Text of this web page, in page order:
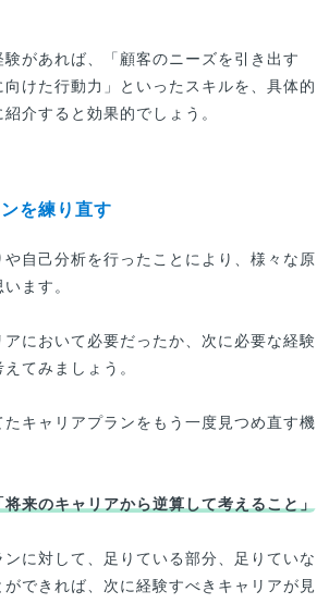
があれば、「顧客のニーズを引き出す
けた行動力」といったスキルを、具体的
介すると効果的でしょう。
を練り直す
や自己分析を行ったことにより、様々な原
ます。
において必要だったか、次に必要な経験
てみましょう。
キャリアプランをもう一度見つめ直す機
将来のキャリアから逆算して考えること」
に対して、足りている部分、足りていな
できれば、次に経験すべきキャリアが見